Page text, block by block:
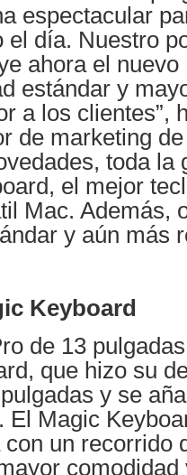
espectacular
el día. Nuestro
ahora el
estándar y
a los clientes”,
de marketing
toda la
el mejor
Mac. Además,
y aún más
Keyboard
de 13
que hizo su
y se
El Magic
un recorrido